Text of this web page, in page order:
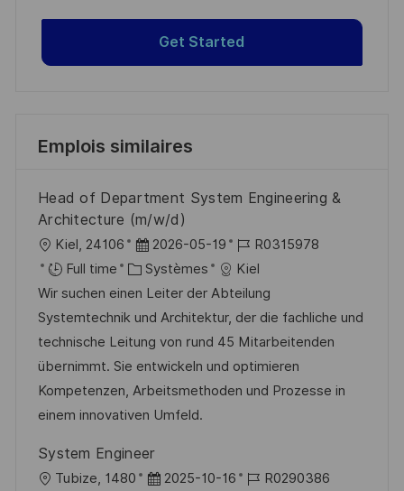
Get Started
Emplois similaires
Head of Department System Engineering &
Architecture (m/w/d)
o
c
a
l
i
s
a
i
o
Kiel, 24106
D
a
t
e
d
a
f
i
c
2026-05-19
R
é
f
é
r
e
n
R0315978
Full time
C
a
t
é
g
o
r
e
Systèmes
Kiel
Wir suchen einen Leiter der Abteilung
Systemtechnik und Architektur, der die fachliche und
technische Leitung von rund 45 Mitarbeitenden
übernimmt. Sie entwickeln und optimieren
Kompetenzen, Arbeitsmethoden und Prozesse in
einem innovativen Umfeld.
System Engineer
Tubize, 1480
D 2025-10-16
R
R0290386